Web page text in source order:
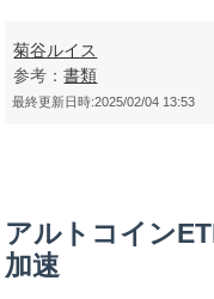
菊谷ルイス
参考：書類
最終更新日時:2025/02/04 13:53
アルトコイン
加速